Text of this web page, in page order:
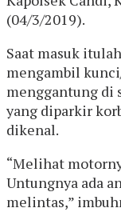
(04/3/2019).
Saat masuk
mengambil
menggantung di
yang diparkir
dikenal.
“Melihat
Untungnya ada
melintas,”